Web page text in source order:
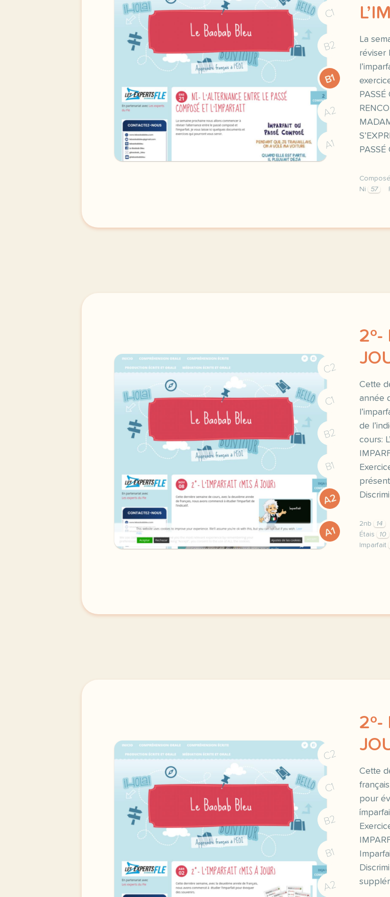
C1
B2
B1
A2
A1
La
réviser
PASSÉ
Composé
Ni
57
C2
C1
B2
B1
A2
A1
2º-
Cette
année
de
cours:
2nb 14
Étais
10
Imparfait
C2
C1
B2
B1
A2
2º-
Cette
pour